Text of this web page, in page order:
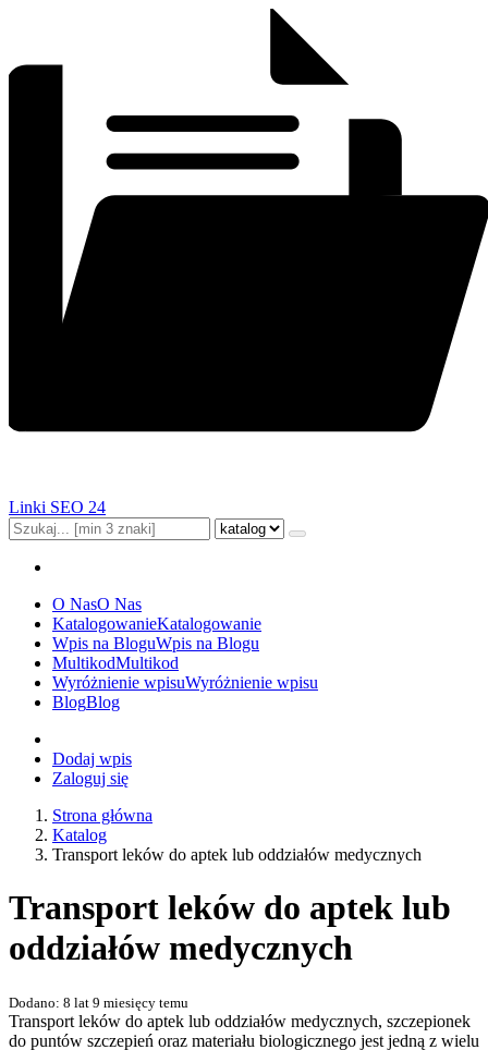
Linki SEO 24
O NasO Nas
KatalogowanieKatalogowanie
Wpis na BloguWpis na Blogu
MultikodMultikod
Wyróżnienie wpisuWyróżnienie wpisu
BlogBlog
Dodaj wpis
Zaloguj się
Strona główna
Katalog
Transport leków do aptek lub oddziałów medycznych
Transport leków do aptek lub
oddziałów medycznych
Dodano: 8 lat 9 miesięcy temu
Transport leków do aptek lub oddziałów medycznych, szczepionek
do puntów szczepień oraz materiału biologicznego jest jedną z wielu